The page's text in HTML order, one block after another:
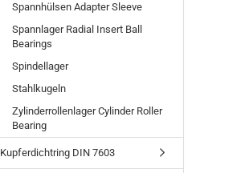
Spannhülsen Adapter Sleeve
Spannlager Radial Insert Ball
Bearings
Spindellager
Stahlkugeln
Zylinderrollenlager Cylinder Roller
Bearing
Kupferdichtring DIN 7603